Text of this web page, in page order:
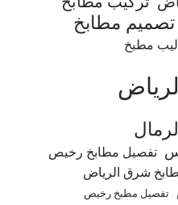
تصميم مطابخ
مطبخ
تفصيل مطابخ رخيص
شرق الرياض
تفصيل مطبخ رخيص